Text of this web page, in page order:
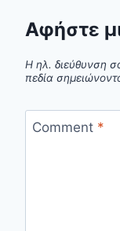
Αφήστε
Η ηλ. διεύθυνση
πεδία
Comment *